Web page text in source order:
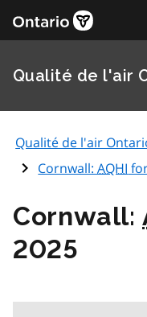
Qualité de l'air
Qualité de l'air
Cornwall:AQHI
Cornwall:
2025